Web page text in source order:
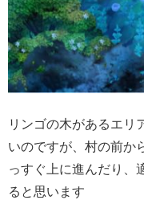
リンゴの木があるエリ
いのですが、村の前か
っすぐ上に進んだり、
ると思います